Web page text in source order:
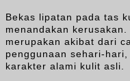
Bekas lipatan pada tas
menandakan
merupakan akibat dari
penggunaan sehari-
karakter alami kulit asli.